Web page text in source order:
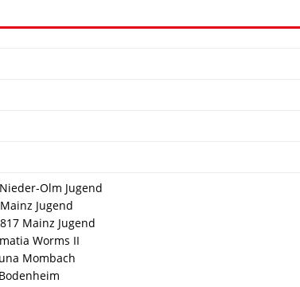
Olm Jugend
Jugend
Mainz Jugend
Worms II
Mombach